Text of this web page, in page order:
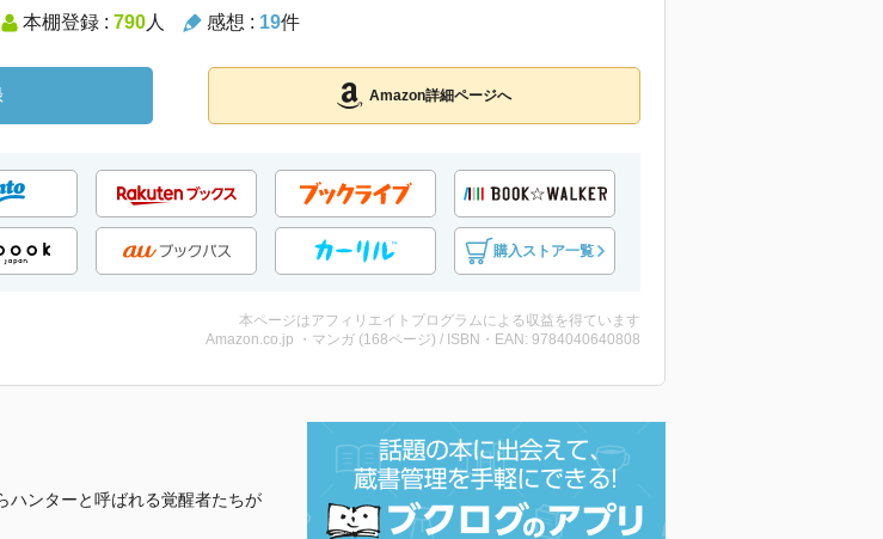
本棚登録 : 790人 感想 : 19件
Amazon詳細ページへ
購入ストア一覧
本ページはアフィリエイトプログラムによる収益を得ています
Amazon.co.jp ・マンガ (168ページ) / ISBN・EAN: 9784040640808
ハンターと呼ばれる覚醒者たちが